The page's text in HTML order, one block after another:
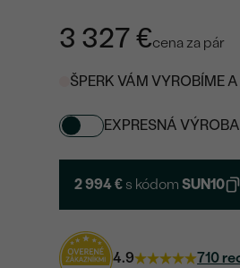
3 327 €cena za pár
ŠPERK VÁM VYROBÍME
EXPRESNÁ VÝROBA
2 994 € s kódomSUN10
4.9 710